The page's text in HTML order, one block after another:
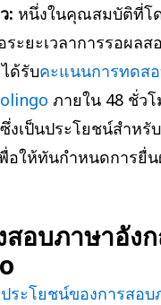
: หนึ่งในคุณสมบัติที่โ
ะยะเวลาการรอผลส
ด้รับคะแนนการทดส
ภายใน 48 ชั่ว
งเป็นประโยชน์สำหรั
พื่อให้ทันกำหนดการยื่
สอบภาษาอัง
ประโยชน์ของการสอบ